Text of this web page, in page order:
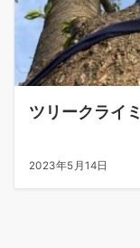
ツリークライ
2023年5月14日